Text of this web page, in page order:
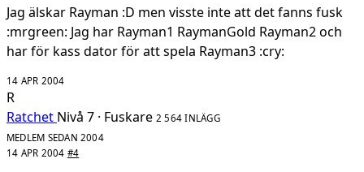
Jag älskar Rayman :D men visste inte att det fanns fusk
:mrgreen: Jag har Rayman1 RaymanGold Rayman2 och
har för kass dator för att spela Rayman3 :cry:
14 APR 2004
R
Ratchet Nivå 7 · Fuskare 2 564 INLÄGG
MEDLEM SEDAN 2004
14 APR 2004 #4